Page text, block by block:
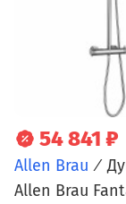
54 841 ₽
Allen Brau /
Allen Brau